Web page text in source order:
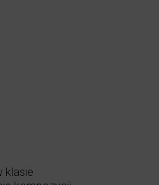
klasie